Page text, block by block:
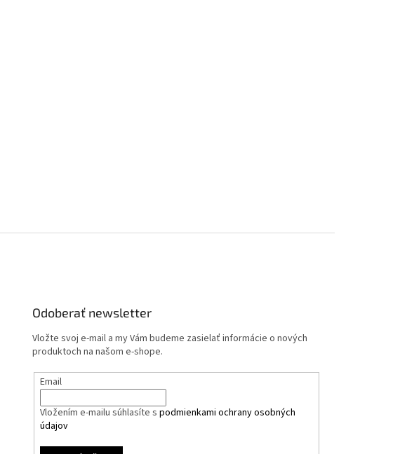
Odoberať newsletter
Vložte svoj e-mail a my Vám budeme zasielať informácie o nových
produktoch na našom e-shope.
Email
Vložením e-mailu súhlasíte spodmienkami ochrany osobných
údajov